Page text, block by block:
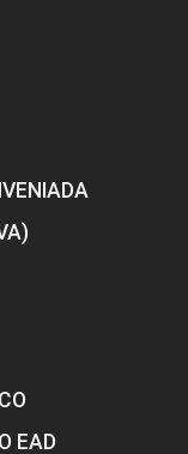
EAD